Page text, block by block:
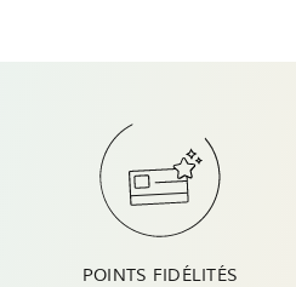
POINTS FIDÉLITÉS